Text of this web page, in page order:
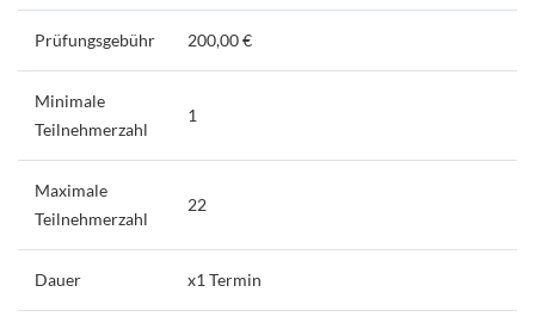
Prüfungsgebühr 200,00 €
Minimale
Teilnehmerzahl
1
Maximale
Teilnehmerzahl
22
Dauer x1 Termin